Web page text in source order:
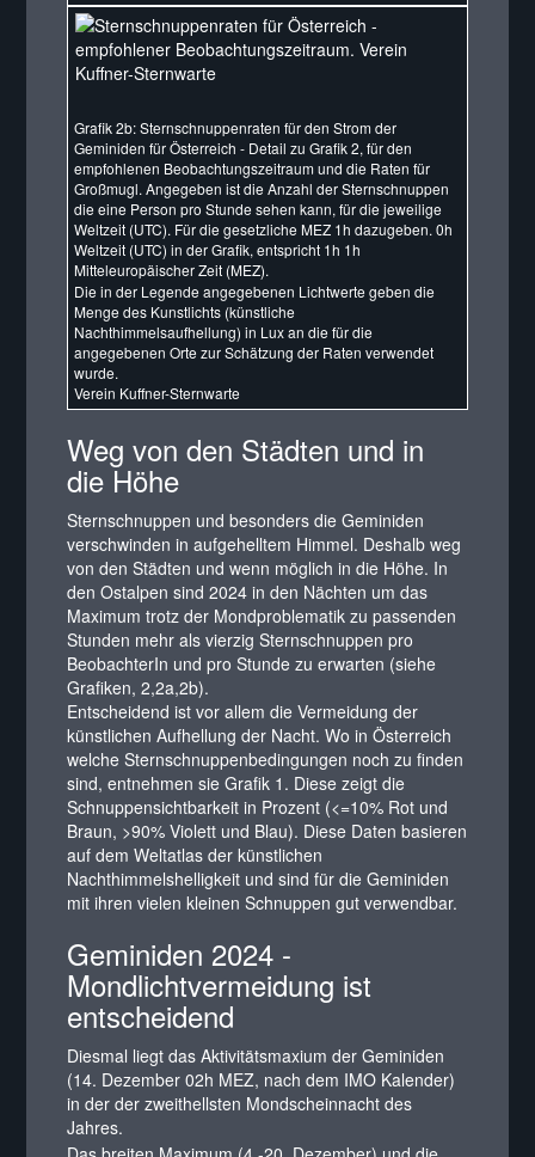
Grafik 2b: Sternschnuppenraten für den Strom der
Geminiden für Österreich - Detail zu Grafik 2, für den
empfohlenen Beobachtungszeitraum und die Raten für
Großmugl. Angegeben ist die Anzahl der Sternschnuppen
die eine Person pro Stunde sehen kann, für die jeweilige
Weltzeit (UTC). Für die gesetzliche MEZ 1h dazugeben. 0h
Weltzeit (UTC) in der Grafik, entspricht 1h 1h
Mitteleuropäischer Zeit (MEZ).
Die in der Legende angegebenen Lichtwerte geben die
Menge des Kunstlichts (künstliche
Nachthimmelsaufhellung) in Lux an die für die
angegebenen Orte zur Schätzung der Raten verwendet
wurde.
Verein Kuffner-Sternwarte
Weg von den Städten und in
die Höhe
Sternschnuppen und besonders die Geminiden
verschwinden in aufgehelltem Himmel. Deshalb weg
von den Städten und wenn möglich in die Höhe. In
den Ostalpen sind 2024 in den Nächten um das
Maximum trotz der Mondproblematik zu passenden
Stunden mehr als vierzig Sternschnuppen pro
BeobachterIn und pro Stunde zu erwarten (siehe
Grafiken, 2,2a,2b).
Entscheidend ist vor allem die Vermeidung der
künstlichen Aufhellung der Nacht. Wo in Österreich
welche Sternschnuppenbedingungen noch zu finden
sind, entnehmen sie Grafik 1. Diese zeigt die
Schnuppensichtbarkeit in Prozent (<=10% Rot und
Braun, >90% Violett und Blau). Diese Daten basieren
auf dem Weltatlas der künstlichen
Nachthimmelshelligkeit und sind für die Geminiden
mit ihren vielen kleinen Schnuppen gut verwendbar.
Geminiden 2024 -
Mondlichtvermeidung ist
entscheidend
Diesmal liegt das Aktivitätsmaxium der Geminiden
(14. Dezember 02h MEZ, nach dem IMO Kalender)
in der der zweithellsten Mondscheinnacht des
Jahres.